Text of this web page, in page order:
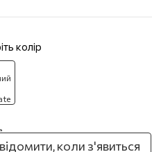
колір
коли з'явиться